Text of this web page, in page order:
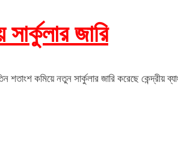
জারি
শতাংশ কমিয়ে নতুন সার্কুলার জারি করেছে